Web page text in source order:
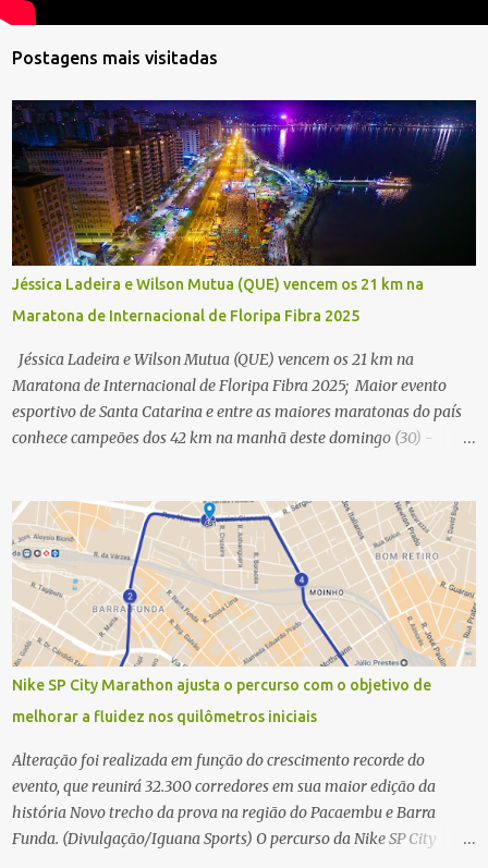
Postagens mais visitadas
Jéssica Ladeira e Wilson Mutua (QUE) vencem os 21 km na
Maratona de Internacional de Floripa Fibra 2025
Jéssica Ladeira e Wilson Mutua (QUE) vencem os 21 km na
Maratona de Internacional de Floripa Fibra 2025; Maior evento
esportivo de Santa Catarina e entre as maiores maratonas do país
conhece campeões dos 42 km na manhã deste domingo (30) -
Floripa Fibra 2025. Na manhã deste sábado (30) foram conhecidos
os campeões dos 21 km do maior evento esportivo de Santa
Catarina. A mineira Jessica Ladeira e o queniano Wilson Mutua
foram os vencedores da meia maratona, ambos com a quebra de
recorde da prova. Neste domingo (31) será a vez da prova principal,
os 42,195 km da maratona, além da corrida de 5 KM. As largadas,
na Avenida Beira-Mar Norte, em Florianópolis, na altura do
Trapiche, começam às 5h10. Entre as maiores maratonas
brasileiras deste ano, a Maratona Internacional de Floripa Fibra
2025 reúne um total de 19.230 atletas. Além da meia marat...
Nike SP City Marathon ajusta o percurso com o objetivo de
melhorar a fluidez nos quilômetros iniciais
Alteração foi realizada em função do crescimento recorde do
evento, que reunirá 32.300 corredores em sua maior edição da
história Novo trecho da prova na região do Pacaembu e Barra
Funda. (Divulgação/Iguana Sports) O percurso da Nike SP City